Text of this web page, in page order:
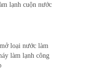
lạnh cuộn nước
loại nước làm
làm lạnh công